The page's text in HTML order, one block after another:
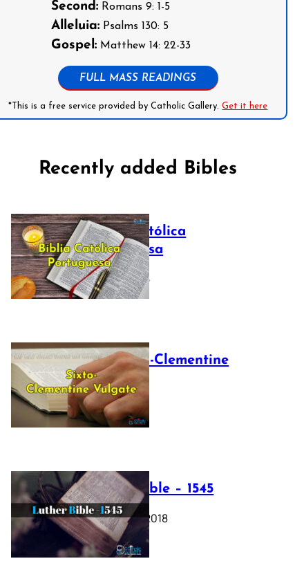
Second:Romans 9: 1-5
Alleluia:Psalms 130: 5
Gospel:Matthew 14: 22-33
FULL MASS READINGS
*This is a free service provided by Catholic Gallery.Get it here
Recently added Bibles
Bíblia Católica
Portuguesa
July 16, 2025
The Sixto-Clementine
Vulgate
July 12, 2025
Luther Bible – 1545
October 17, 2018